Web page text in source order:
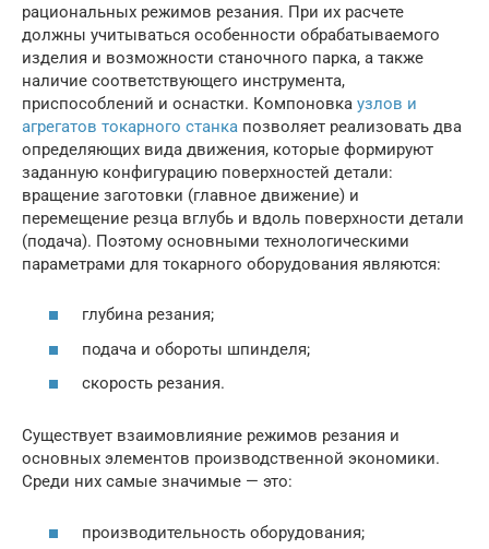
рациональных режимов резания. При их расчете
должны учитываться особенности обрабатываемого
изделия и возможности станочного парка, а также
наличие соответствующего инструмента,
приспособлений и оснастки. Компоновка узлов и
агрегатов токарного станка позволяет реализовать два
определяющих вида движения, которые формируют
заданную конфигурацию поверхностей детали:
вращение заготовки (главное движение) и
перемещение резца вглубь и вдоль поверхности детали
(подача). Поэтому основными технологическими
параметрами для токарного оборудования являются:
глубина резания;
подача и обороты шпинделя;
скорость резания.
Существует взаимовлияние режимов резания и
основных элементов производственной экономики.
Среди них самые значимые — это:
производительность оборудования;